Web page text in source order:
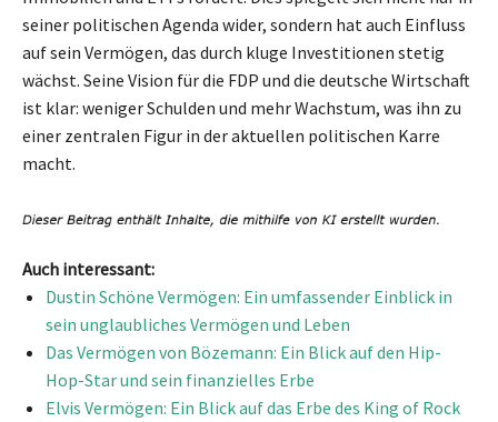
seiner politischen Agenda wider, sondern hat auch Einfluss
auf sein Vermögen, das durch kluge Investitionen stetig
wächst. Seine Vision für die FDP und die deutsche Wirtschaft
ist klar: weniger Schulden und mehr Wachstum, was ihn zu
einer zentralen Figur in der aktuellen politischen Karre
macht.
Auch interessant:
Dustin Schöne Vermögen: Ein umfassender Einblick in
sein unglaubliches Vermögen und Leben
Das Vermögen von Bözemann: Ein Blick auf den Hip-
Hop-Star und sein finanzielles Erbe
Elvis Vermögen: Ein Blick auf das Erbe des King of Rock